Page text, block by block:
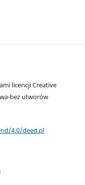
licencji Creative
bez utworów
4.0/deed.pl